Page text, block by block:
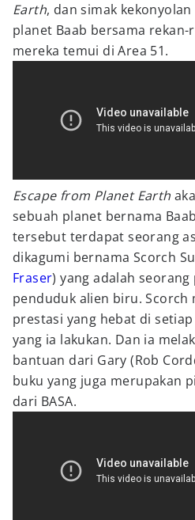
Earth, dan simak
planet Baab bersama rekan-
mereka temui di Area 51.
Escape from Planet Earth
sebuah planet bernama
tersebut terdapat seorang
dikagumi bernama Scorch
Fraser) yang adalah
penduduk alien biru. Scorch
prestasi yang hebat di
yang ia lakukan. Dan ia
bantuan dari Gary (Rob
buku yang juga merupakan
dari BASA.